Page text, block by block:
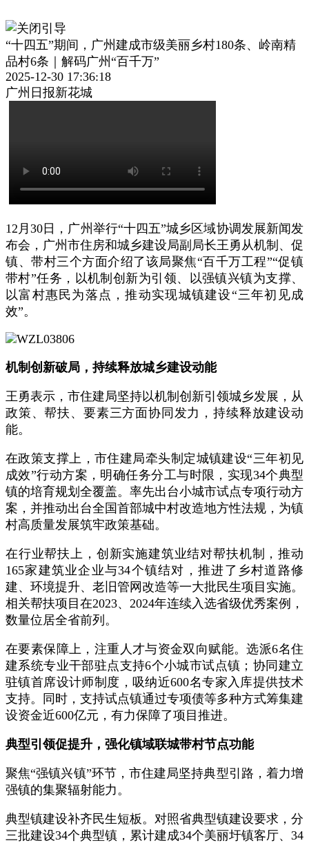
“十四五”期间，广州建成市级美丽乡村180条、岭南精
品村6条｜解码广州“百千万”
2025-12-30 17:36:18
广州日报新花城
12月30日，广州举行“十四五”城乡区域协调发展新闻发
布会，广州市住房和城乡建设局副局长王勇从机制、促
镇、带村三个方面介绍了该局聚焦“百千万工程”“促镇
带村”任务，以机制创新为引领、以强镇兴镇为支撑、
以富村惠民为落点，推动实现城镇建设“三年初见成
效”。
机制创新破局，持续释放城乡建设动能
王勇表示，市住建局坚持以机制创新引领城乡发展，从
政策、帮扶、要素三方面协同发力，持续释放建设动
能。
在政策支撑上，市住建局牵头制定城镇建设“三年初见
成效”行动方案，明确任务分工与时限，实现34个典型
镇的培育规划全覆盖。率先出台小城市试点专项行动方
案，并推动出台全国首部城中村改造地方性法规，为镇
村高质量发展筑牢政策基础。
在行业帮扶上，创新实施建筑业结对帮扶机制，推动
165家建筑业企业与34个镇结对，推进了乡村道路修
建、环境提升、老旧管网改造等一大批民生项目实施。
相关帮扶项目在2023、2024年连续入选省级优秀案例，
数量位居全省前列。
在要素保障上，注重人才与资金双向赋能。选派6名住
建系统专业干部驻点支持6个小城市试点镇；协同建立
驻镇首席设计师制度，吸纳近600名专家入库提供技术
支持。同时，支持试点镇通过专项债等多种方式筹集建
设资金近600亿元，有力保障了项目推进。
典型引领促提升，强化镇域联城带村节点功能
聚焦“强镇兴镇”环节，市住建局坚持典型引路，着力增
强镇的集聚辐射能力。
典型镇建设补齐民生短板。对照省典型镇建设要求，分
三批建设34个典型镇，累计建成34个美丽圩镇客厅、34